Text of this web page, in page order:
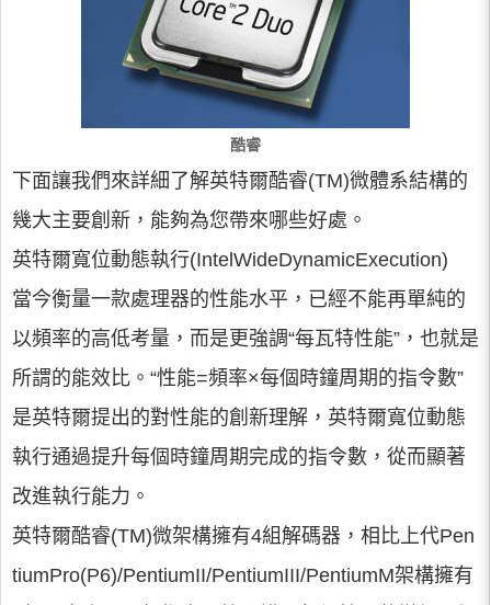
酷睿
下面讓我們來詳細了解英特爾酷睿(TM)微體系結構的
幾大主要創新，能夠為您帶來哪些好處。
英特爾寬位動態執行(IntelWideDynamicExecution)
當今衡量一款處理器的性能水平，已經不能再單純的
以頻率的高低考量，而是更強調“每瓦特性能”，也就是
所謂的能效比。“性能=頻率×每個時鐘周期的指令數”
是英特爾提出的對性能的創新理解，英特爾寬位動態
執行通過提升每個時鐘周期完成的指令數，從而顯著
改進執行能力。
英特爾酷睿(TM)微架構擁有4組解碼器，相比上代Pen
tiumPro(P6)/PentiumII/PentiumIII/PentiumM架構擁有